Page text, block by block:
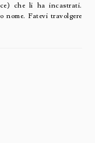
che li ha incastrati.
Fatevi travolgere